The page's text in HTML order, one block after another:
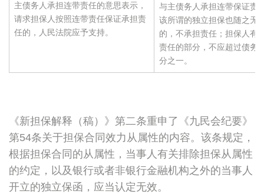
主债务人承担连带责任的意思表示，
请求担保人按照连带责任保证承担责
任的，人民法院应予支持。
与主债务人承担连带保证责
该所谓的独立担保也随之无
的，不承担责任；担保人有
责任的部分，不应超过债务
分之一。
《新担保解释（稿）》第二条重申了《九民会纪要》
第54条关于担保合同效力从属性的内容。该条规定，
根据担保合同的从属性，当事人有关排除担保从属性
的约定，以及银行或者非银行金融机构之外的当事人
开立的独立保函，应当认定无效。